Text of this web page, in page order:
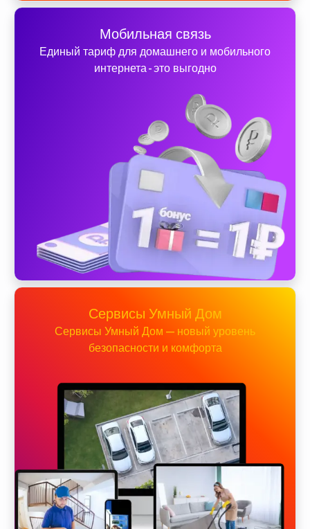
Мобильная связь
Единый тариф для домашнего и мобильного
интернета - это выгодно
Сервисы Умный Дом
Сервисы Умный Дом — новый уровень
безопасности и комфорта